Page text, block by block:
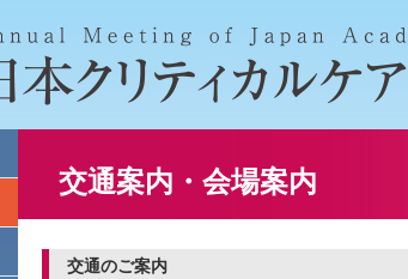
交通案内・会場案内
交通のご案内